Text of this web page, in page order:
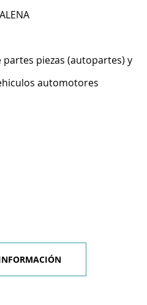
partes piezas (autopartes) y
automotores